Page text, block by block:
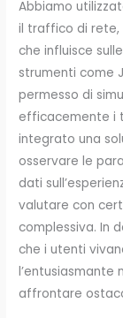
Abbiamo
il traffico di rete,
che influisce
strumenti come
permesso di
efficacemente i
integrato una
osservare le
dati
valutare con
complessiva. In
che i utenti
l’entusiasmante
affrontare